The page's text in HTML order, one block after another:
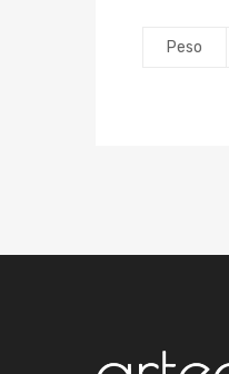
Peso